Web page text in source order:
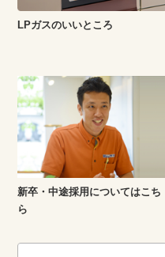
LPガスのいいところ
新卒・中途採用についてはこち
ら